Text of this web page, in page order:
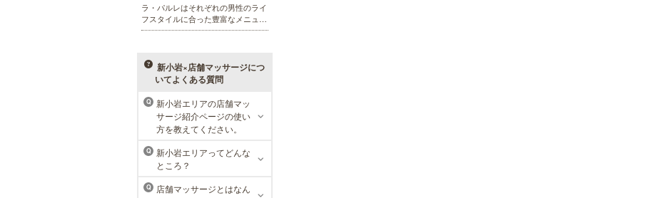
ラ・パルレはそれぞれの男性のライ
フスタイルに合った豊富なメニュー
で、男性の美をサポート。第一印象
も安心の体験コースも多数ご用意。
MEN’S TBC 渋谷店
メンズTBCは、豊富なメニューでラ
イフスタイルに合わせた美をサポー
トします。今男性にも人気の脱毛、
フェイシャルケア、引き締め他、各
種お得な体験コースもご用意。老舗
新小岩×店舗マッサージにつ
いてよくある質問
Q
新小岩エリアの店舗マッ
サージ紹介ページの使い
方を教えてください。
Q
新小岩エリアってどんな
ところ？
Q
店舗マッサージとはなん